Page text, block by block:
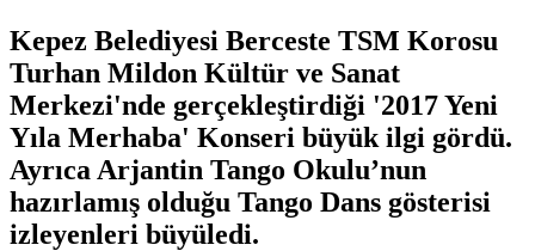
Kepez Belediyesi Berceste TSM Korosu
Turhan Mildon Kültür ve Sanat
Merkezi'nde gerçekleştirdiği '2017 Yeni
Yıla Merhaba' Konseri büyük ilgi gördü.
Ayrıca Arjantin Tango Okulu’nun
hazırlamış olduğu Tango Dans gösterisi
izleyenleri büyüledi.